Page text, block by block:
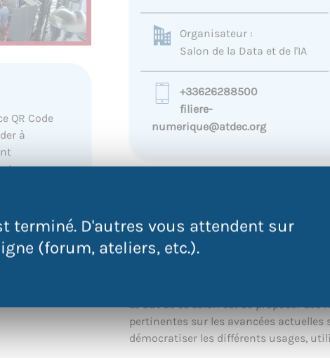
terminé. D'autres vous attendent sur
(forum, ateliers, etc.).
QR Code
à
sur
Organisateur :
Salon de la Data et de l'IA
+33626288500
filiere-
numerique@atdec.org
Participez à ce
Le but de ce salon est de proposer
pertinentes sur les avancées actuelles
démocratiser les différents usages,